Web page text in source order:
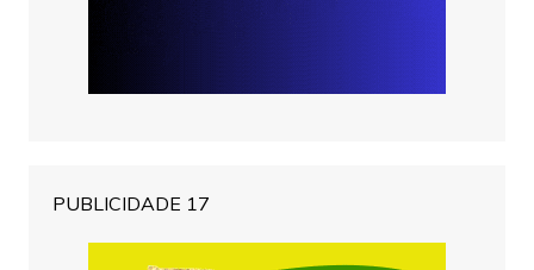
PUBLICIDADE 17